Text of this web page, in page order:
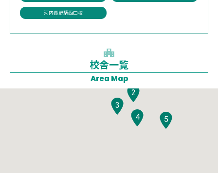
河内長野駅西口校
校舎一覧
Area Map
1
2
3
4
5